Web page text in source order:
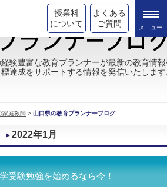
授業料
について
よくある
ご質問
験豊富な教育プランナーが最新の教育情
達成をサポートする情報を発信いたしま
家庭教師 > 山口県の教育プランナーブログ
2022年1月
受験勉強を始めるなら今！